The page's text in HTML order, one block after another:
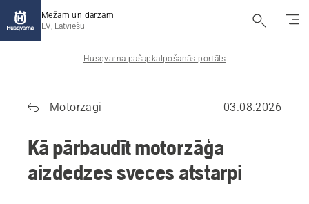
Mežam un dārzam
LV, Latviešu
Husqvarna pašapkalpošanās portāls
Motorzagi 03.08.2026
Kā pārbaudīt motorzāģa
aizdedzes sveces atstarpi